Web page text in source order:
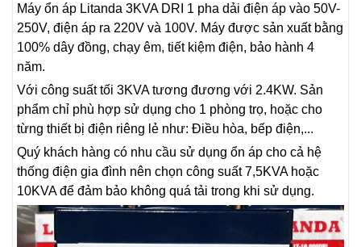
Máy ổn áp Litanda 3KVA DRI 1 pha dải điện áp vào 50V-
250V, điện áp ra 220V và 100V. Máy được sản xuất bằng
100% dây đồng, chạy êm, tiết kiệm điện, bảo hành 4
năm.
Với công suất tối 3KVA tương đương với 2.4KW. Sản
phẩm chỉ phù hợp sử dụng cho 1 phòng trọ, hoặc cho
từng thiết bị điện riêng lẻ như: Điều hòa, bếp điện,...
Quý khách hàng có nhu cầu sử dụng ổn áp cho cả hệ
thống điện gia đình nên chọn công suất 7,5KVA hoặc
10KVA để đảm bảo không quá tải trong khi sử dụng.